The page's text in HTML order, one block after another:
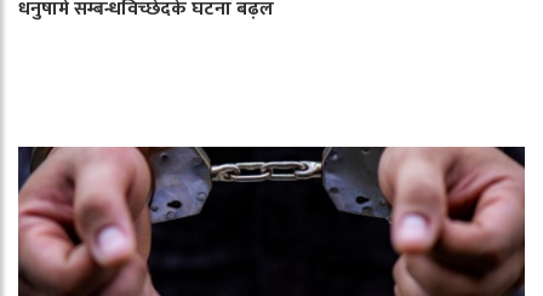
धनुषामे सम्बन्धविच्छेदके घटना बढ़ल